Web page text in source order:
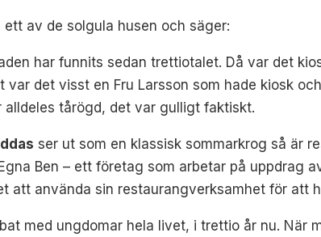
ett av de solgula husen och säger:
har funnits sedan trettiotalet. Då var det
var det visst en Fru Larsson som hade kiosk
alldeles tårögd, det var gulligt faktiskt.
ser ut som en klassisk sommarkrog så är
Ben – ett företag som arbetar på uppdrag
att använda sin restaurangverksamhet för att
med ungdomar hela livet, i trettio år nu. När